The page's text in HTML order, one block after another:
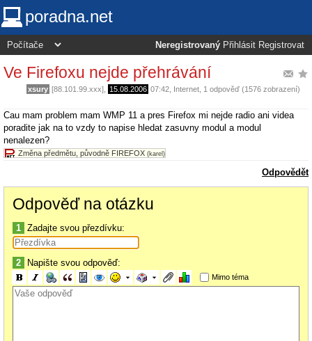
poradna.net
Neregistrovaný Přihlásit Registrovat
Ve Firefoxu nejde přehrávání
xsury [88.101.99.xxx], 15.08.2006 07:42 Internet , 1 odpověď (1576 zobrazení)
Cau mam problem mam WMP 11 a pres Firefox mi nejde radio ani videa
poradite jak na to vzdy to napise hledat zasuvny modul a modul
nenalezen?
Změna předmětu, původně FIREFOX (karel)
Odpovědět
Odpověď na otázku
1 Zadajte svou přezdívku:
2 Napište svou odpověď:
Mimo téma